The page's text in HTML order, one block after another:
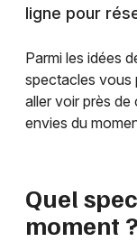
ligne pour
Parmi les idées
spectacles vous
aller voir près
envies du
Quel
moment ?